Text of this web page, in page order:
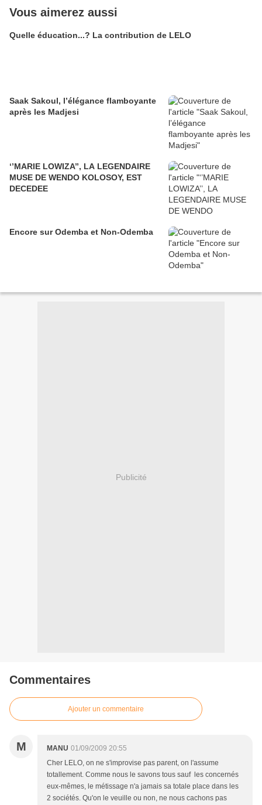
Vous aimerez aussi
Quelle éducation...? La contribution de LELO
Saak Sakoul, l’élégance flamboyante
après les Madjesi
‘’MARIE LOWIZA’’, LA LEGENDAIRE
MUSE DE WENDO KOLOSOY, EST
DECEDEE
Encore sur Odemba et Non-Odemba
Publicité
Commentaires
Ajouter un commentaire
M MANU 01/09/2009 20:55
Cher LELO, on ne s'improvise pas parent, on l'assume
totallement. Comme nous le savons tous sauf les concernés
eux-mêmes, le métissage n'a jamais sa totale place dans les
2 sociétés. Qu'on le veuille ou non, ne nous cachons pas